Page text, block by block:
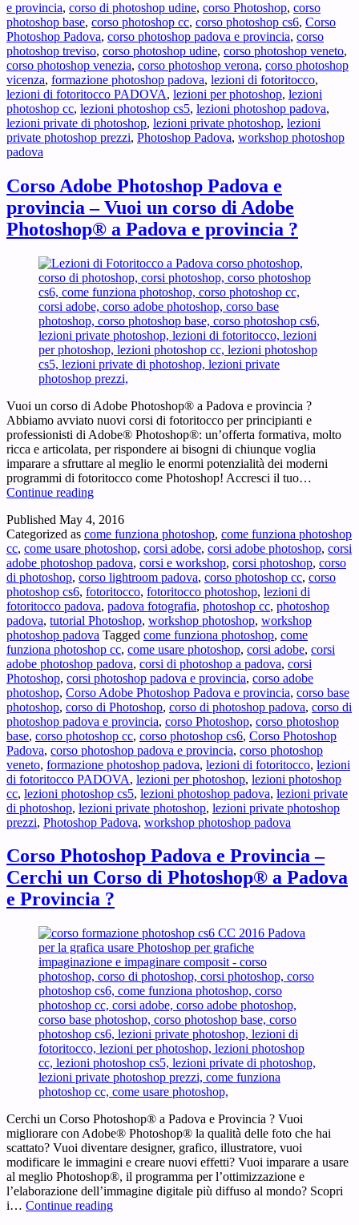
e provincia, corso di photoshop udine, corso Photoshop, corso
photoshop base, corso photoshop cc, corso photoshop cs6, Corso
Photoshop Padova, corso photoshop padova e provincia, corso
photoshop treviso, corso photoshop udine, corso photoshop veneto,
corso photoshop venezia, corso photoshop verona, corso photoshop
vicenza, formazione photoshop padova, lezioni di fotoritocco,
lezioni di fotoritocco PADOVA, lezioni per photoshop, lezioni
photoshop cc, lezioni photoshop cs5, lezioni photoshop padova,
lezioni private di photoshop, lezioni private photoshop, lezioni
private photoshop prezzi, Photoshop Padova, workshop photoshop
padova
Corso Adobe Photoshop Padova e
provincia – Vuoi un corso di Adobe
Photoshop® a Padova e provincia ?
Vuoi un corso di Adobe Photoshop® a Padova e provincia ?
Abbiamo avviato nuovi corsi di fotoritocco per principianti e
professionisti di Adobe® Photoshop®: un’offerta formativa, molto
ricca e articolata, per rispondere ai bisogni di chiunque voglia
imparare a sfruttare al meglio le enormi potenzialità dei moderni
programmi di fotoritocco come Photoshop! Accresci il tuo…
Continue readingCorso
Photoshop
Padova
e
provincia
–
Vuoi
un
corso
di
Adobe
Photoshop®
a
Padova
e
provincia
?
Published May 4, 2016
Categorized as come funziona photoshop, come funziona photoshop
cc, come usare photoshop, corsi adobe, corsi adobe photoshop, corsi
adobe photoshop padova, corsi e workshop, corsi photoshop, corso
di photoshop, corso lightroom padova, corso photoshop cc, corso
photoshop cs6, fotoritocco, fotoritocco photoshop, lezioni di
fotoritocco padova, padova fotografia, photoshop cc, photoshop
padova, tutorial Photoshop, workshop photoshop, workshop
photoshop padova Tagged come funziona photoshop, come
funziona photoshop cc, come usare photoshop, corsi adobe, corsi
adobe photoshop padova, corsi di photoshop a padova, corsi
Photoshop, corsi photoshop padova e provincia, corso adobe
photoshop, Corso Adobe Photoshop Padova e provincia, corso base
photoshop, corso di Photoshop, corso di photoshop padova, corso di
photoshop padova e provincia, corso Photoshop, corso photoshop
base, corso photoshop cc, corso photoshop cs6, Corso Photoshop
Padova, corso photoshop padova e provincia, corso photoshop
veneto, formazione photoshop padova, lezioni di fotoritocco, lezioni
di fotoritocco PADOVA, lezioni per photoshop, lezioni photoshop
cc, lezioni photoshop cs5, lezioni photoshop padova, lezioni private
di photoshop, lezioni private photoshop, lezioni private photoshop
prezzi, Photoshop Padova, workshop photoshop padova
Corso Photoshop Padova e Provincia –
Cerchi un Corso di Photoshop® a Padova
e Provincia ?
Cerchi un Corso Photoshop® a Padova e Provincia ? Vuoi
migliorare con Adobe® Photoshop® la qualità delle foto che hai
scattato? Vuoi diventare designer, grafico, illustratore, vuoi
modificare le immagini e creare nuovi effetti? Vuoi imparare a usare
al meglio Photoshop®, il programma per l’ottimizzazione e
l’elaborazione dell’immagine digitale più diffuso al mondo? Scopri
i… Continue readingCorso